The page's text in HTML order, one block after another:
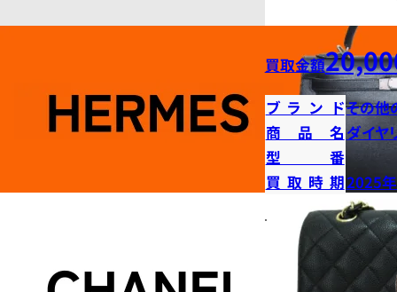
買取金額
ブランドその他
商品名 ダイヤ
型番
買取時期2025